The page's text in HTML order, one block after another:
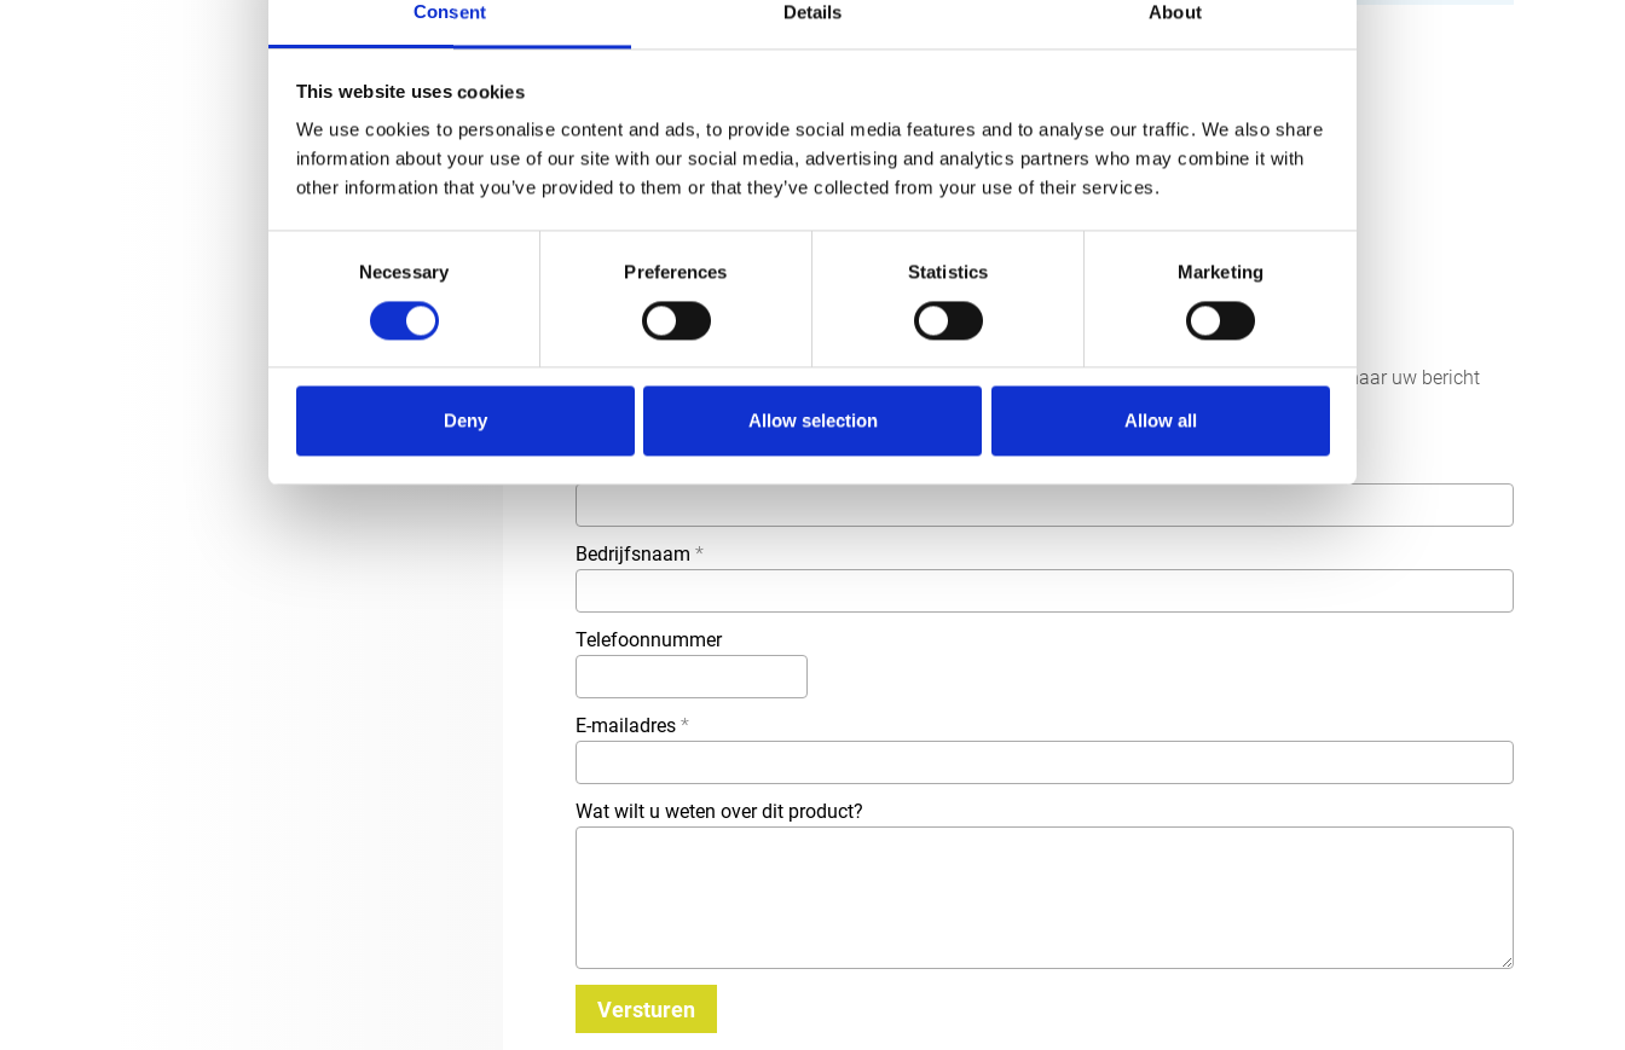
Consent Details About
This website uses cookies
We use cookies to personalise content and ads, to provide social media features and to analyse our traffic. We also share
information about your use of our site with our social media, advertising and analytics partners who may combine it with
other information that you’ve provided to them or that they’ve collected from your use of their services.
Necessary Preferences Statistics Marketing
Deny Allow selection Allow all
Meer informatie?
Alle vragen en opmerkingen kunt u via onderstaand formulier aan ons sturen. Wij streven ernaar uw bericht
binnen 1 werkdag te beantwoorden.
Bedrijfsnaam *
Telefoonnummer
E-mailadres *
Wat wilt u weten over dit product?
Versturen